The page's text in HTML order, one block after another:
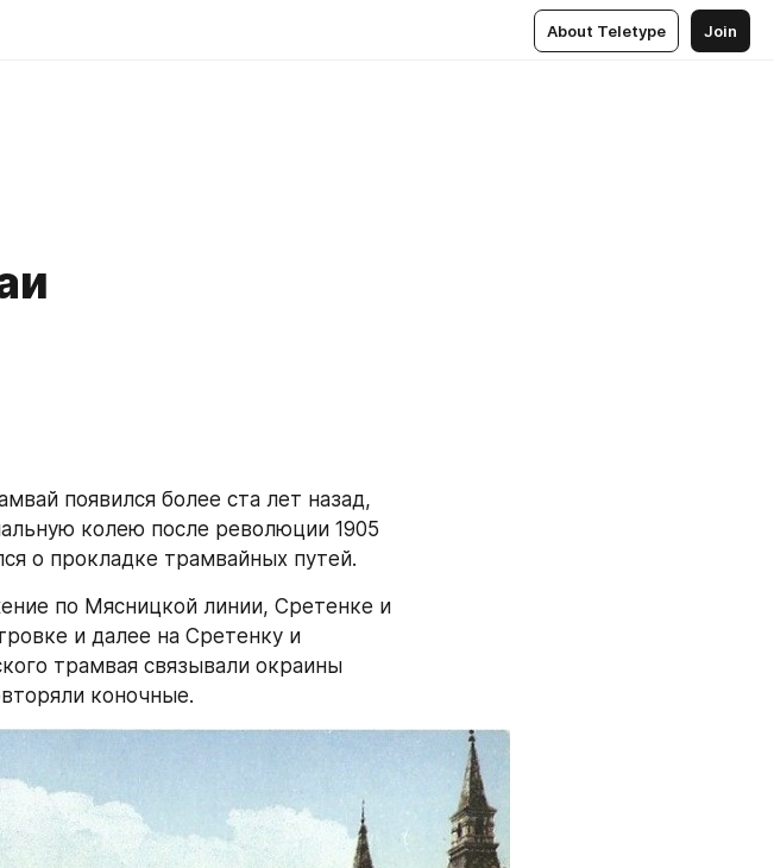
About Teletype Join
появился более ста лет назад,
колею после революции 1905
о прокладке трамвайных путей.
по Мясницкой линии, Сретенке и
и далее на Сретенку и
трамвая связывали окраины
коночные.